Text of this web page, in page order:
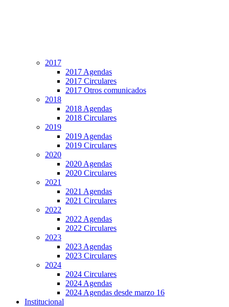
2017
2017 Agendas
2017 Circulares
2017 Otros comunicados
2018
2018 Agendas
2018 Circulares
2019
2019 Agendas
2019 Circulares
2020
2020 Agendas
2020 Circulares
2021
2021 Agendas
2021 Circulares
2022
2022 Agendas
2022 Circulares
2023
2023 Agendas
2023 Circulares
2024
2024 Circulares
2024 Agendas
2024 Agendas desde marzo 16
Institucional